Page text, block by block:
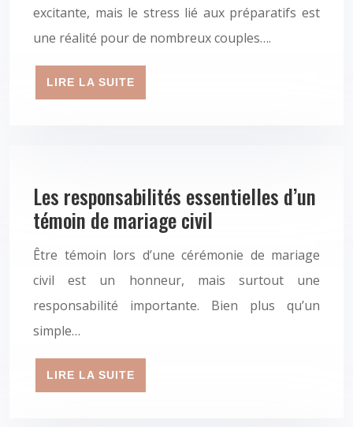
excitante, mais le stress lié aux préparatifs est
une réalité pour de nombreux couples….
LIRE LA SUITE
Les responsabilités essentielles d’un
témoin de mariage civil
Être témoin lors d’une cérémonie de mariage
civil est un honneur, mais surtout une
responsabilité importante. Bien plus qu’un
simple…
LIRE LA SUITE